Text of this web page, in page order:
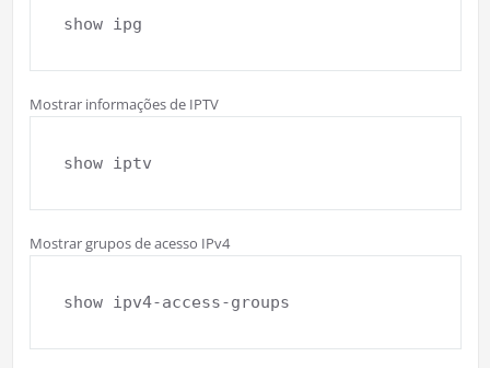
show ipg
Mostrar informações de IPTV
show iptv
Mostrar grupos de acesso IPv4
show ipv4-access-groups